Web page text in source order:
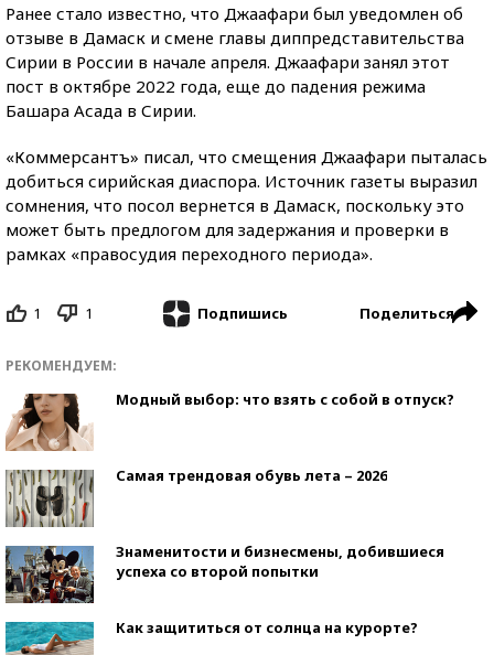
Ранее стало известно, что Джаафари был уведомлен об
отзыве в Дамаск и смене главы диппредставительства
Сирии в России в начале апреля. Джаафари занял этот
пост в октябре 2022 года, еще до падения режима
Башара Асада в Сирии.
«Коммерсантъ» писал, что смещения Джаафари пыталась
добиться сирийская диаспора. Источник газеты выразил
сомнения, что посол вернется в Дамаск, поскольку это
может быть предлогом для задержания и проверки в
рамках «правосудия переходного периода».
1 1 Подпишись Поделиться
РЕКОМЕНДУЕМ:
Модный выбор: что взять с собой в отпуск?
Самая трендовая обувь лета – 2026
Знаменитости и бизнесмены, добившиеся
успеха со второй попытки
Как защититься от солнца на курорте?